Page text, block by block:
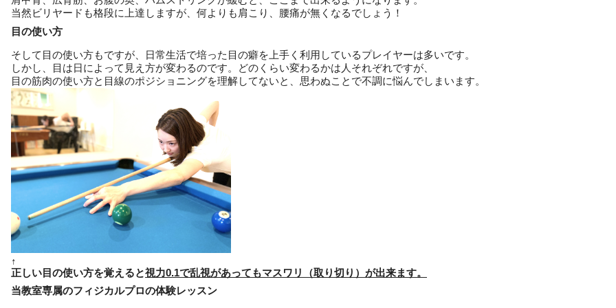
当然ビリヤードも格段に上達しますが、何よりも肩こり、腰痛が無くなるでしょう！
目の使い方
そして目の使い方もですが、日常生活で培った目の癖を上手く利用しているプレイヤーは多いです。
しかし、目は日によって見え方が変わるのです。どのくらい変わるかは人それぞれですが、
目の筋肉の使い方と目線のポジショニングを理解してないと、思わぬことで不調に悩んでしまいます。
↑
正しい目の使い方を覚えると視力0.1で乱視があってもマスワリ（取り切り）が出来ます。
当教室専属のフィジカルプロの体験レッスン